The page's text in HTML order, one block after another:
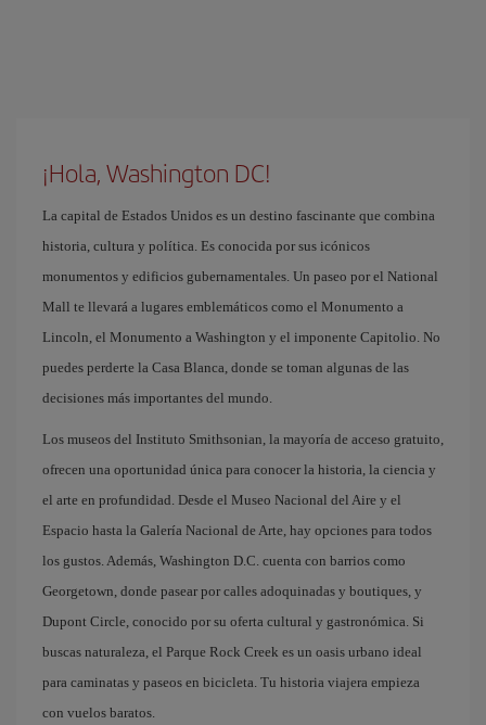
¡Hola, Washington DC!
La capital de Estados Unidos es un destino fascinante que combina
historia, cultura y política. Es conocida por sus icónicos
monumentos y edificios gubernamentales. Un paseo por el National
Mall te llevará a lugares emblemáticos como el Monumento a
Lincoln, el Monumento a Washington y el imponente Capitolio. No
puedes perderte la Casa Blanca, donde se toman algunas de las
decisiones más importantes del mundo.
Los museos del Instituto Smithsonian, la mayoría de acceso gratuito,
ofrecen una oportunidad única para conocer la historia, la ciencia y
el arte en profundidad. Desde el Museo Nacional del Aire y el
Espacio hasta la Galería Nacional de Arte, hay opciones para todos
los gustos. Además, Washington D.C. cuenta con barrios como
Georgetown, donde pasear por calles adoquinadas y boutiques, y
Dupont Circle, conocido por su oferta cultural y gastronómica. Si
buscas naturaleza, el Parque Rock Creek es un oasis urbano ideal
para caminatas y paseos en bicicleta. Tu historia viajera empieza
con vuelos baratos.